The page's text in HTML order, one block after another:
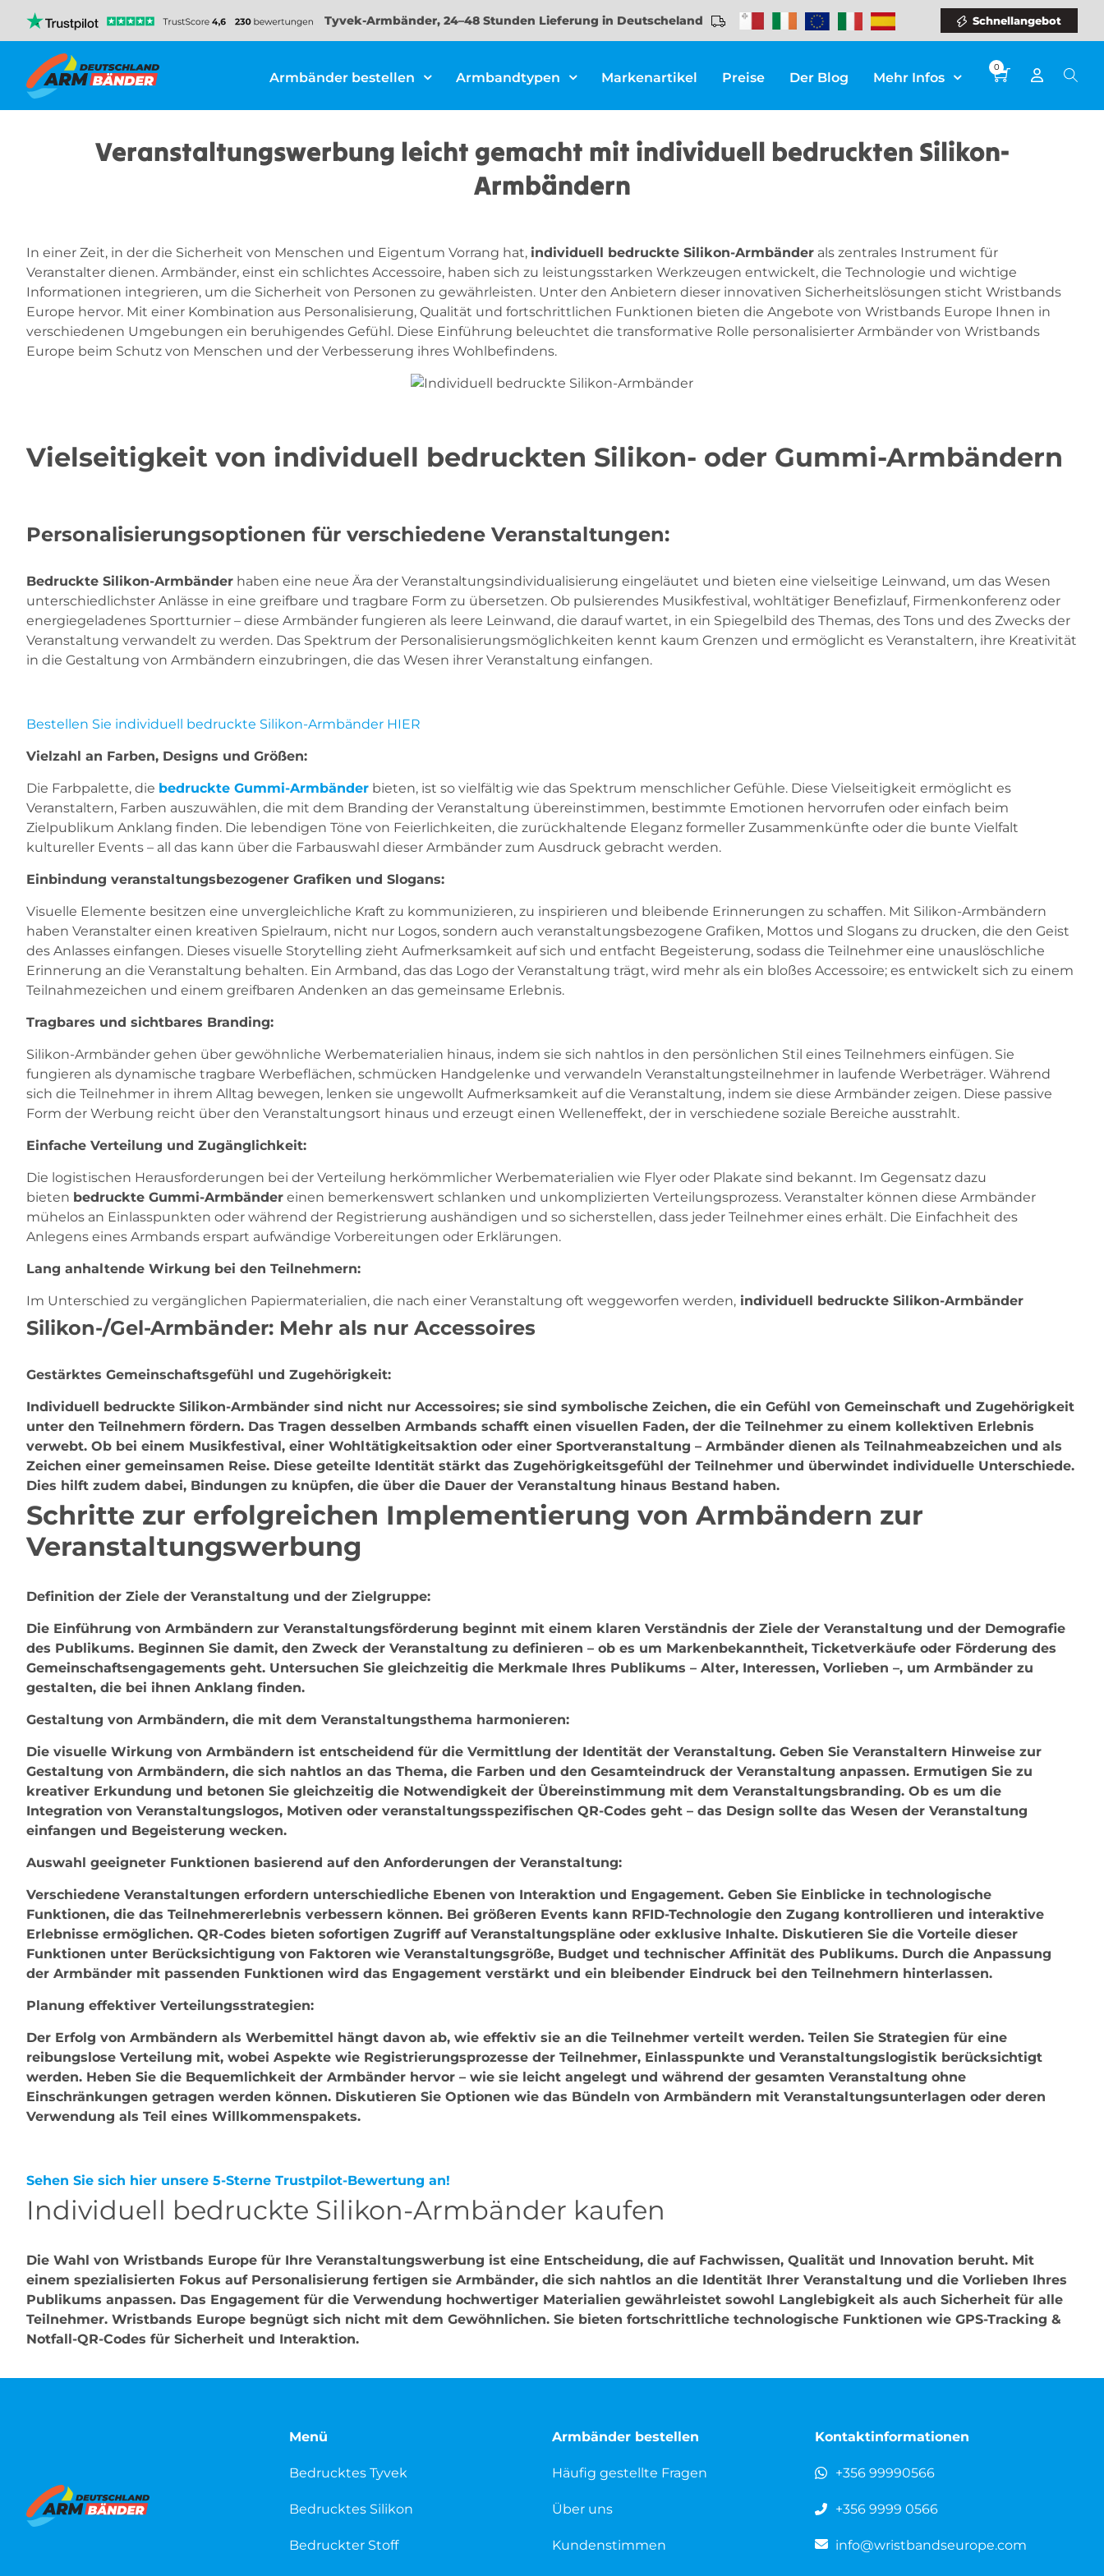
Tyvek-Armbänder, 24–48 Stunden Lieferung in Deutscheland Schnellangebot
Armbänder bestellen Armbandtypen Markenartikel Preise Der Blog Mehr Infos
0
Veranstaltungswerbung leicht gemacht mit individuell bedruckten Silikon-
Armbändern
In einer Zeit, in der die Sicherheit von Menschen und Eigentum Vorrang hat, individuell bedruckte Silikon-Armbänder als zentrales Instrument für
Veranstalter dienen. Armbänder, einst ein schlichtes Accessoire, haben sich zu leistungsstarken Werkzeugen entwickelt, die Technologie und wichtige
Informationen integrieren, um die Sicherheit von Personen zu gewährleisten. Unter den Anbietern dieser innovativen Sicherheitslösungen sticht Wristbands
Europe hervor. Mit einer Kombination aus Personalisierung, Qualität und fortschrittlichen Funktionen bieten die Angebote von Wristbands Europe Ihnen in
verschiedenen Umgebungen ein beruhigendes Gefühl. Diese Einführung beleuchtet die transformative Rolle personalisierter Armbänder von Wristbands
Europe beim Schutz von Menschen und der Verbesserung ihres Wohlbefindens.
Vielseitigkeit von individuell bedruckten Silikon- oder Gummi-Armbändern
Personalisierungsoptionen für verschiedene Veranstaltungen:
Bedruckte Silikon-Armbänder haben eine neue Ära der Veranstaltungsindividualisierung eingeläutet und bieten eine vielseitige Leinwand, um das Wesen
unterschiedlichster Anlässe in eine greifbare und tragbare Form zu übersetzen. Ob pulsierendes Musikfestival, wohltätiger Benefizlauf, Firmenkonferenz oder
energiegeladenes Sportturnier – diese Armbänder fungieren als leere Leinwand, die darauf wartet, in ein Spiegelbild des Themas, des Tons und des Zwecks der
Veranstaltung verwandelt zu werden. Das Spektrum der Personalisierungsmöglichkeiten kennt kaum Grenzen und ermöglicht es Veranstaltern, ihre Kreativität
in die Gestaltung von Armbändern einzubringen, die das Wesen ihrer Veranstaltung einfangen.
Bestellen Sie individuell bedruckte Silikon-Armbänder HIER
Vielzahl an Farben, Designs und Größen:
Die Farbpalette, die bedruckte Gummi-Armbänder bieten, ist so vielfältig wie das Spektrum menschlicher Gefühle. Diese Vielseitigkeit ermöglicht es
Veranstaltern, Farben auszuwählen, die mit dem Branding der Veranstaltung übereinstimmen, bestimmte Emotionen hervorrufen oder einfach beim
Zielpublikum Anklang finden. Die lebendigen Töne von Feierlichkeiten, die zurückhaltende Eleganz formeller Zusammenkünfte oder die bunte Vielfalt
kultureller Events – all das kann über die Farbauswahl dieser Armbänder zum Ausdruck gebracht werden.
Einbindung veranstaltungsbezogener Grafiken und Slogans:
Visuelle Elemente besitzen eine unvergleichliche Kraft zu kommunizieren, zu inspirieren und bleibende Erinnerungen zu schaffen. Mit Silikon-Armbändern
haben Veranstalter einen kreativen Spielraum, nicht nur Logos, sondern auch veranstaltungsbezogene Grafiken, Mottos und Slogans zu drucken, die den Geist
des Anlasses einfangen. Dieses visuelle Storytelling zieht Aufmerksamkeit auf sich und entfacht Begeisterung, sodass die Teilnehmer eine unauslöschliche
Erinnerung an die Veranstaltung behalten. Ein Armband, das das Logo der Veranstaltung trägt, wird mehr als ein bloßes Accessoire; es entwickelt sich zu einem
Teilnahmezeichen und einem greifbaren Andenken an das gemeinsame Erlebnis.
Tragbares und sichtbares Branding:
Silikon-Armbänder gehen über gewöhnliche Werbematerialien hinaus, indem sie sich nahtlos in den persönlichen Stil eines Teilnehmers einfügen. Sie
fungieren als dynamische tragbare Werbeflächen, schmücken Handgelenke und verwandeln Veranstaltungsteilnehmer in laufende Werbeträger. Während
sich die Teilnehmer in ihrem Alltag bewegen, lenken sie ungewollt Aufmerksamkeit auf die Veranstaltung, indem sie diese Armbänder zeigen. Diese passive
Form der Werbung reicht über den Veranstaltungsort hinaus und erzeugt einen Welleneffekt, der in verschiedene soziale Bereiche ausstrahlt.
Einfache Verteilung und Zugänglichkeit:
Die logistischen Herausforderungen bei der Verteilung herkömmlicher Werbematerialien wie Flyer oder Plakate sind bekannt. Im Gegensatz dazu
bieten bedruckte Gummi-Armbänder einen bemerkenswert schlanken und unkomplizierten Verteilungsprozess. Veranstalter können diese Armbänder
mühelos an Einlasspunkten oder während der Registrierung aushändigen und so sicherstellen, dass jeder Teilnehmer eines erhält. Die Einfachheit des
Anlegens eines Armbands erspart aufwändige Vorbereitungen oder Erklärungen.
Lang anhaltende Wirkung bei den Teilnehmern:
Im Unterschied zu vergänglichen Papiermaterialien, die nach einer Veranstaltung oft weggeworfen werden, individuell bedruckte Silikon-Armbänder
Silikon-/Gel-Armbänder: Mehr als nur Accessoires
Gestärktes Gemeinschaftsgefühl und Zugehörigkeit:
Individuell bedruckte Silikon-Armbänder sind nicht nur Accessoires; sie sind symbolische Zeichen, die ein Gefühl von Gemeinschaft und Zugehörigkeit
unter den Teilnehmern fördern. Das Tragen desselben Armbands schafft einen visuellen Faden, der die Teilnehmer zu einem kollektiven Erlebnis
verwebt. Ob bei einem Musikfestival, einer Wohltätigkeitsaktion oder einer Sportveranstaltung – Armbänder dienen als Teilnahmeabzeichen und als
Zeichen einer gemeinsamen Reise. Diese geteilte Identität stärkt das Zugehörigkeitsgefühl der Teilnehmer und überwindet individuelle Unterschiede.
Dies hilft zudem dabei, Bindungen zu knüpfen, die über die Dauer der Veranstaltung hinaus Bestand haben.
Schritte zur erfolgreichen Implementierung von Armbändern zur
Veranstaltungswerbung
Definition der Ziele der Veranstaltung und der Zielgruppe:
Die Einführung von Armbändern zur Veranstaltungsförderung beginnt mit einem klaren Verständnis der Ziele der Veranstaltung und der Demografie
des Publikums. Beginnen Sie damit, den Zweck der Veranstaltung zu definieren – ob es um Markenbekanntheit, Ticketverkäufe oder Förderung des
Gemeinschaftsengagements geht. Untersuchen Sie gleichzeitig die Merkmale Ihres Publikums – Alter, Interessen, Vorlieben –, um Armbänder zu
gestalten, die bei ihnen Anklang finden.
Gestaltung von Armbändern, die mit dem Veranstaltungsthema harmonieren:
Die visuelle Wirkung von Armbändern ist entscheidend für die Vermittlung der Identität der Veranstaltung. Geben Sie Veranstaltern Hinweise zur
Gestaltung von Armbändern, die sich nahtlos an das Thema, die Farben und den Gesamteindruck der Veranstaltung anpassen. Ermutigen Sie zu
kreativer Erkundung und betonen Sie gleichzeitig die Notwendigkeit der Übereinstimmung mit dem Veranstaltungsbranding. Ob es um die
Integration von Veranstaltungslogos, Motiven oder veranstaltungsspezifischen QR-Codes geht – das Design sollte das Wesen der Veranstaltung
einfangen und Begeisterung wecken.
Auswahl geeigneter Funktionen basierend auf den Anforderungen der Veranstaltung:
Verschiedene Veranstaltungen erfordern unterschiedliche Ebenen von Interaktion und Engagement. Geben Sie Einblicke in technologische
Funktionen, die das Teilnehmererlebnis verbessern können. Bei größeren Events kann RFID-Technologie den Zugang kontrollieren und interaktive
Erlebnisse ermöglichen. QR-Codes bieten sofortigen Zugriff auf Veranstaltungspläne oder exklusive Inhalte. Diskutieren Sie die Vorteile dieser
Funktionen unter Berücksichtigung von Faktoren wie Veranstaltungsgröße, Budget und technischer Affinität des Publikums. Durch die Anpassung
der Armbänder mit passenden Funktionen wird das Engagement verstärkt und ein bleibender Eindruck bei den Teilnehmern hinterlassen.
Planung effektiver Verteilungsstrategien:
Der Erfolg von Armbändern als Werbemittel hängt davon ab, wie effektiv sie an die Teilnehmer verteilt werden. Teilen Sie Strategien für eine
reibungslose Verteilung mit, wobei Aspekte wie Registrierungsprozesse der Teilnehmer, Einlasspunkte und Veranstaltungslogistik berücksichtigt
werden. Heben Sie die Bequemlichkeit der Armbänder hervor – wie sie leicht angelegt und während der gesamten Veranstaltung ohne
Einschränkungen getragen werden können. Diskutieren Sie Optionen wie das Bündeln von Armbändern mit Veranstaltungsunterlagen oder deren
Verwendung als Teil eines Willkommenspakets.
Sehen Sie sich hier unsere 5-Sterne Trustpilot-Bewertung an!
Individuell bedruckte Silikon-Armbänder kaufen
Die Wahl von Wristbands Europe für Ihre Veranstaltungswerbung ist eine Entscheidung, die auf Fachwissen, Qualität und Innovation beruht. Mit
einem spezialisierten Fokus auf Personalisierung fertigen sie Armbänder, die sich nahtlos an die Identität Ihrer Veranstaltung und die Vorlieben Ihres
Publikums anpassen. Das Engagement für die Verwendung hochwertiger Materialien gewährleistet sowohl Langlebigkeit als auch Sicherheit für alle
Teilnehmer. Wristbands Europe begnügt sich nicht mit dem Gewöhnlichen. Sie bieten fortschrittliche technologische Funktionen wie GPS-Tracking &
Notfall-QR-Codes für Sicherheit und Interaktion.
Menü
Bedrucktes Tyvek
Bedrucktes Silikon
Bedruckter Stoff
Armbänder bestellen
Häufig gestellte Fragen
Über uns
Kundenstimmen
Kontaktinformationen
+356 99990566
+356 9999 0566
info@wristbandseurope.com